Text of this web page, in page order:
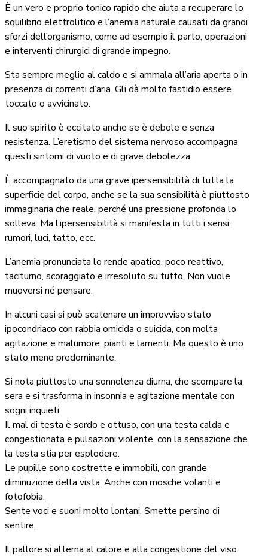
È un vero e proprio tonico rapido che aiuta a recuperare lo
squilibrio elettrolitico e l’anemia naturale causati da grandi
sforzi dell’organismo, come ad esempio il parto, operazioni
e interventi chirurgici di grande impegno.
Sta sempre meglio al caldo e si ammala all’aria aperta o in
presenza di correnti d’aria. Gli dà molto fastidio essere
toccato o avvicinato.
Il suo spirito è eccitato anche se è debole e senza
resistenza. L’eretismo del sistema nervoso accompagna
questi sintomi di vuoto e di grave debolezza.
È accompagnato da una grave ipersensibilità di tutta la
superficie del corpo, anche se la sua sensibilità è piuttosto
immaginaria che reale, perché una pressione profonda lo
solleva. Ma l’ipersensibilità si manifesta in tutti i sensi:
rumori, luci, tatto, ecc.
L’anemia pronunciata lo rende apatico, poco reattivo,
taciturno, scoraggiato e irresoluto su tutto. Non vuole
muoversi né pensare.
In alcuni casi si può scatenare un improvviso stato
ipocondriaco con rabbia omicida o suicida, con molta
agitazione e malumore, pianti e lamenti. Ma questo è uno
stato meno predominante.
Si nota piuttosto una sonnolenza diurna, che scompare la
sera e si trasforma in insonnia e agitazione mentale con
sogni inquieti.
Il mal di testa è sordo e ottuso, con una testa calda e
congestionata e pulsazioni violente, con la sensazione che
la testa stia per esplodere.
Le pupille sono costrette e immobili, con grande
diminuzione della vista. Anche con mosche volanti e
fotofobia.
Sente voci e suoni molto lontani. Smette persino di
sentire.
Il pallore si alterna al calore e alla congestione del viso.